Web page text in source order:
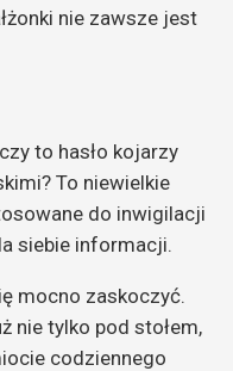
nie zawsze jest
to hasło kojarzy
To niewielkie
do inwigilacji
siebie informacji.
mocno zaskoczyć.
nie tylko pod stołem,
codziennego